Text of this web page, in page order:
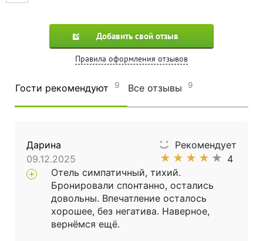
Добавить свой отзыв
Правила оформления отзывов
Гости рекомендуют 9 Все отзывы 9
Дарина
09.12.2025
Рекомендует
★ ★ ★ ★ ★ 4
Отель симпатичный, тихий.
Бронировали спонтанно, остались
довольны. Впечатление осталось
хорошее, без негатива. Наверное,
вернёмся ещё.